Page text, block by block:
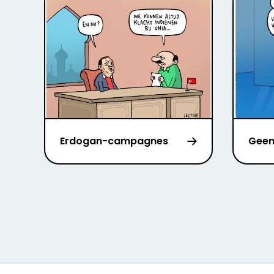
Erdogan-campagnes